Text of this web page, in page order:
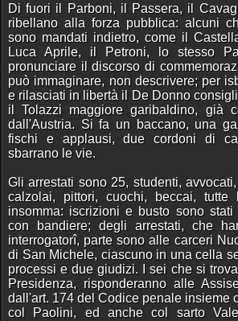
Di fuori il Parboni, il Passera, il
ribellano alla forza pubblica: alcuni
sono mandati indietro, come il
Luca Aprile, il Petroni, lo stesso
pronunciare il discorso di
può immaginare, non descrivere; per
e rilasciati in libertà il De Donno
il Tolazzi maggiore garibaldino, già
dall'Austria. Si fa un baccano, una
fischi e applausi, due cordoni di
sbarrano le vie.
Gli arrestati sono 25, studenti,
calzolai, pittori, cuochi, beccai,
insomma: iscrizioni e busto sono stati
con bandiere; degli arrestati, che
interrogatorî, parte sono alle carceri
di San Michele, ciascuno in una cella
processi e due giudizi. I sei che si
Presidenza, risponderanno alle
dall'art. 174 del Codice penale insieme
col Paolini, ed anche col sarto